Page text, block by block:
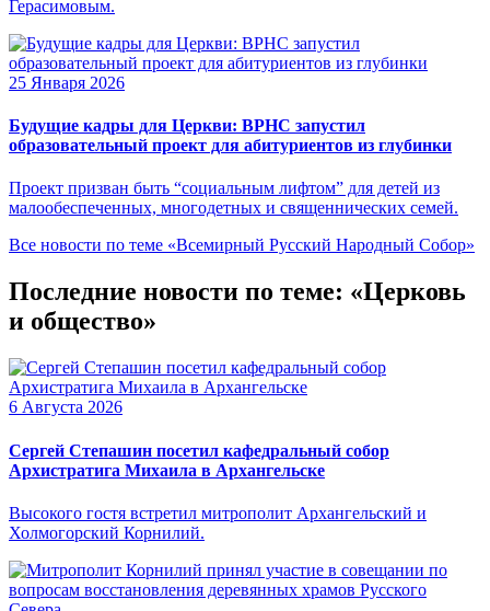
Герасимовым.
25 Января 2026
Будущие кадры для Церкви: ВРНС запустил
образовательный проект для абитуриентов из глубинки
Проект призван быть “социальным лифтом” для детей из
малообеспеченных, многодетных и священнических семей.
Все новости по теме «Всемирный Русский Народный Собор»
Последние новости по теме: «Церковь
и общество»
6 Августа 2026
Сергей Степашин посетил кафедральный собор
Архистратига Михаила в Архангельске
Высокого гостя встретил митрополит Архангельский и
Холмогорский Корнилий.